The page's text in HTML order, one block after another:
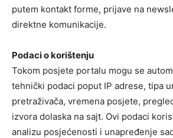
putem kontakt forme, prijave na
direktne komunikacije.
Podaci o korištenju
Tokom posjete portalu mogu se
tehnički podaci poput IP adrese, tipa
pretraživača, vremena posjete,
izvora dolaska na sajt. Ovi podaci
analizu posjećenosti i unapređenje